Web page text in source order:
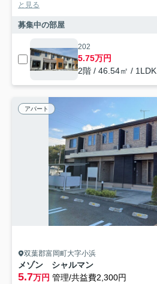
と見る
募集中の部屋
202
5.75万円
2階 / 46.54㎡ / 1LDK
アパート
双葉郡富岡町大字小浜
メゾン シャルマン
5.7万円 管理/共益費2,300円